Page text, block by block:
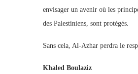
envisager un avenir où les
des Palestiniens, sont protégés.
Sans cela, Al-Azhar perdra le
Khaled Boulaziz